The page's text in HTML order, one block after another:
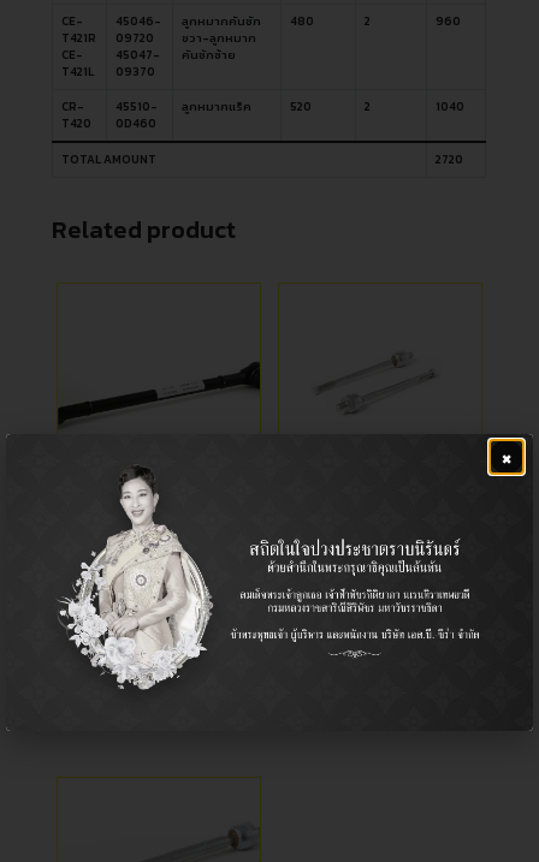
CE-
T421R
CE-
T421L
45046-
09720
45047-
09370
ลูกหมากคันชัก
ขวา-ลูกหมาก
คันชักซ้าย
480 2 960
CR-
T420
45510-
0D460
ลูกหมากแร็ค 520 2 1040
TOTAL AMOUNT 2720
Related product
CD-4630
Drag Link / ลูกหมากคันส่งพวง
มาลัย
Nissan / นิสสัน
E24, E24
Rack End / ลูกหมากแร็ค
นิสสัน ซันนี่ B12
×